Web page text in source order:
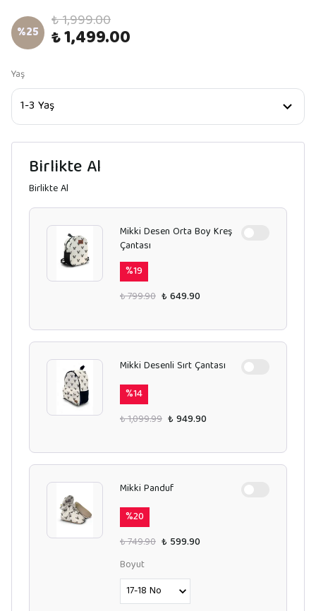
%25 ₺ 1,999.00
₺ 1,499.00
Yaş
Birlikte Al
Birlikte Al
Mikki Desen Orta Boy Kreş
Çantası
%19
₺ 799.90 ₺ 649.90
Mikki Desenli Sırt Çantası
%14
₺ 1,099.99 ₺ 949.90
Mikki Panduf
%20
₺ 749.90 ₺ 599.90
Boyut